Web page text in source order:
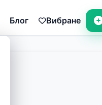
Блог Вибране